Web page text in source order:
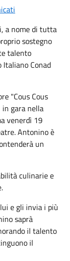
a nome di tutta
sostegno
talento
Italiano Conad
"Cous Cous
in gara nella
venerdì 19
Antonino è
un
culinarie e
e gli invia i più
saprà
il talento
il